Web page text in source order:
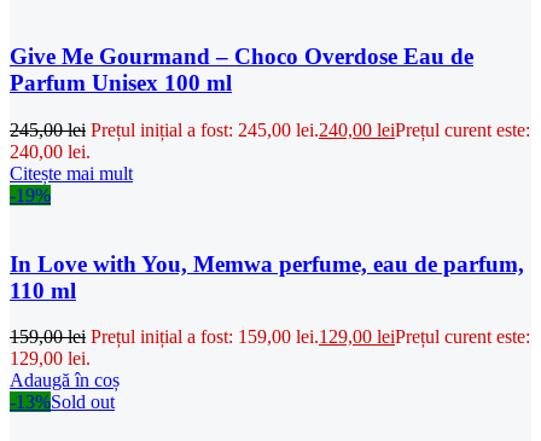
Give Me Gourmand – Choco Overdose Eau de
Parfum Unisex 100 ml
245,00lei Prețul inițial a fost: 245,00 lei.240,00 leiPrețul curent este:
240,00 lei.
Citește mai mult
-19%
In Love with You, Memwa perfume, eau de parfum,
110 ml
159,00lei Prețul inițial a fost: 159,00 lei.129,00 leiPrețul curent este:
129,00 lei.
Adaugă în coș
-13%Sold out